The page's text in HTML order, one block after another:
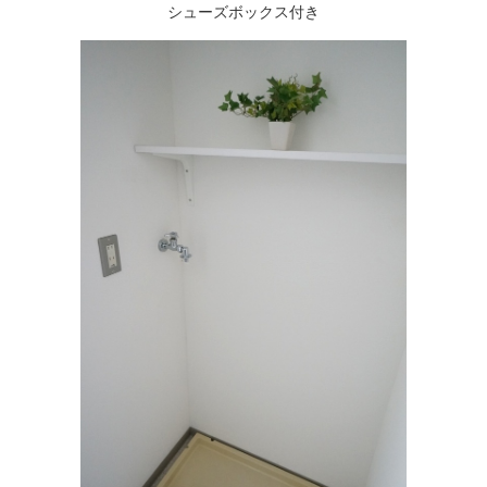
シューズボックス付き